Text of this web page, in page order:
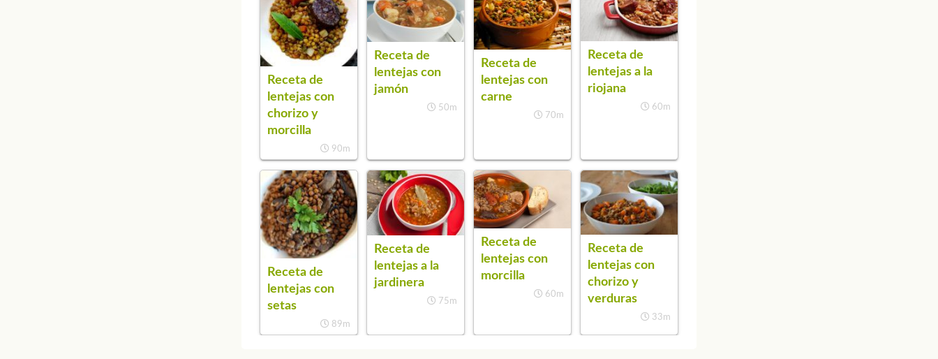
Receta de
lentejas con
chorizo y
morcilla
90m
Receta de
lentejas con
jamón
50m
Receta de
lentejas con
carne
70m
Receta de
lentejas a la
riojana
60m
Receta de
lentejas con
setas
89m
Receta de
lentejas a la
jardinera
75m
Receta de
lentejas con
morcilla
60m
Receta de
lentejas con
chorizo y
verduras
33m